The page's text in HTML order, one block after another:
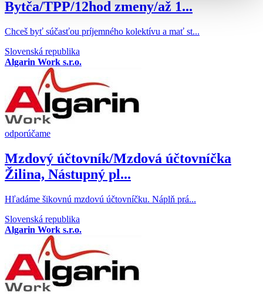
Bytča/TPP/12hod zmeny/až 1...
Chceš byť súčasťou príjemného kolektívu a mať st...
Slovenská republika
Algarin Work s.r.o.
odporúčame
Mzdový účtovník/Mzdová účtovníčka
Žilina, Nástupný pl...
​Hľadáme šikovnú mzdovú účtovníčku. Náplň prá...
Slovenská republika
Algarin Work s.r.o.